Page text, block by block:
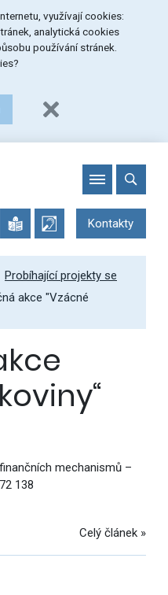
využívají cookies:
analytická cookies
používání stránek.
Kontakty
Probíhající projekty se
akce "Vzácné
mechanismů –
138
Celý článek »